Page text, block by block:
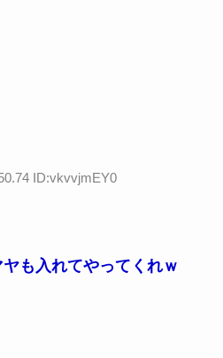
ID:vkvvjmEY0
も入れてやってくれｗ